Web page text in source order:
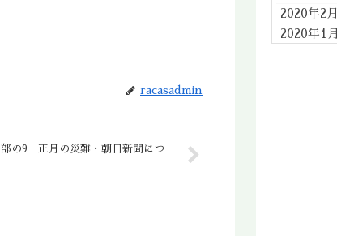
racasadmin
の9 正月の災難・朝日新聞につ
2020年2月
2020年1月